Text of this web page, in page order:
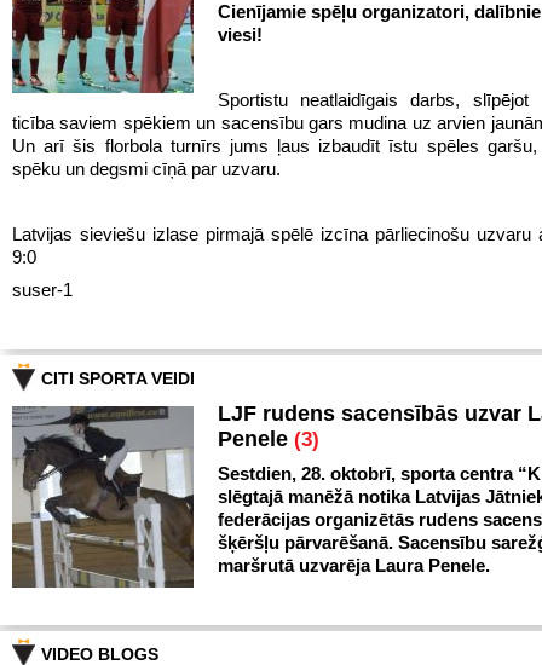
Cienījamie spēļu organizatori,
viesi!
Sportistu neatlaidīgais darbs, slīpējot
ticība saviem spēkiem un sacensību gars mudina uz arvien
Un arī šis florbola turnīrs jums ļaus izbaudīt īstu spēles garšu,
spēku un degsmi cīņā par uzvaru.
Latvijas sieviešu izlase pirmajā spēlē izcīna pārliecinošu uzvaru
9:0
suser-1
CITI SPORTA VEIDI
LJF rudens sacensībās uzvar
Penele (3)
Sestdien, 28. oktobrī, sporta centra
slēgtajā manēžā notika Latvijas
federācijas organizētās rudens
šķēršļu pārvarēšanā. Sacensību
maršrutā uzvarēja Laura Penele.
VIDEO BLOGS